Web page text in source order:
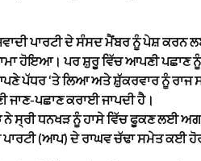
ਪਾਰਟੀ ਦੇ ਸੰਸਦ ਮੈਂਬਰ ਨੂੰ ਪੇਸ਼ ਕਰਨ
ਹੋਇਆ। ਪਰ ਸ਼ੁਰੂ ਵਿੱਚ ਆਪਣੀ
ਪੱਧਰ ‘ਤੇ ਲਿਆ ਅਤੇ ਸ਼ੁੱਕਰਵਾਰ ਨੂੰ ਰਾਜ
ਜਾਣ-ਪਛਾਣ ਕਰਾਈ ਜਾਪਦੀ ਹੈ।
ਸ੍ਰੀ ਧਨਖੜ ਨੂੰ ਹਾਸੇ ਵਿੱਚ ਫੂਕਣ ਲਈ
(ਆਪ) ਦੇ ਰਾਘਵ ਚੱਢਾ ਸਮੇਤ ਕਈ